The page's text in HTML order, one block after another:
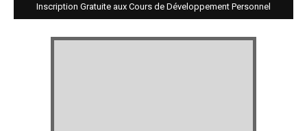
Inscription Gratuite aux Cours de Développement Personnel